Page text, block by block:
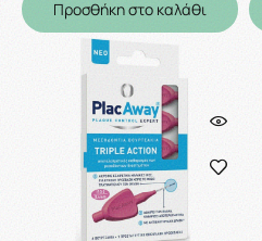
Προσθήκη στο καλάθι